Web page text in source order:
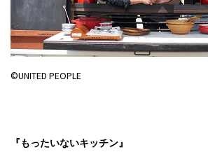
©UNITED PEOPLE
『もったいないキッチン』